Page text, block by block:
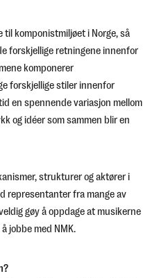
komponistmiljøet i Norge, så
forskjellige retningene innenfor
komponerer
forskjellige stiler innenfor
en spennende variasjon mellom
og idéer som sammen blir en
strukturer og aktører i
representanter fra mange av
gøy å oppdage at musikerne
jobbe med NMK.